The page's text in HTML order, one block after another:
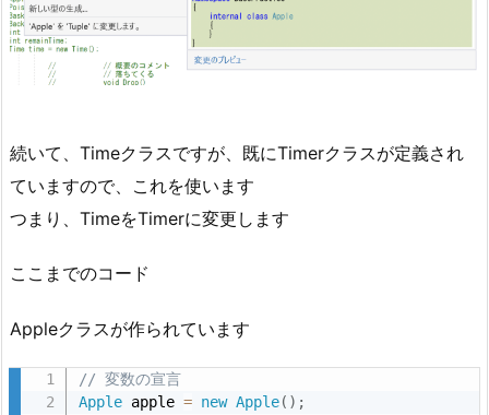
続いて、Timeクラスですが、既にTimerクラスが定義され
ていますので、これを使います
つまり、TimeをTimerに変更します
ここまでのコード
Appleクラスが作られています
// 変数の宣言
Apple apple = new Apple( ) ;